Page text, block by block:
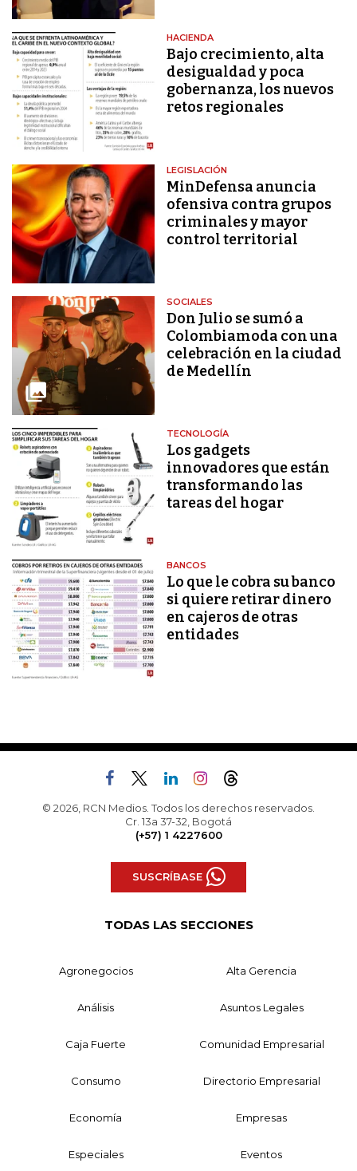
HACIENDA
Bajo crecimiento, alta
desigualdad y poca
gobernanza, los nuevos
retos regionales
LEGISLACIÓN
MinDefensa anuncia
ofensiva contra grupos
criminales y mayor
control territorial
SOCIALES
Don Julio se sumó a
Colombiamoda con una
celebración en la ciudad
de Medellín
TECNOLOGÍA
Los gadgets
innovadores que están
transformando las
tareas del hogar
BANCOS
Lo que le cobra su banco
si quiere retirar dinero
en cajeros de otras
entidades
© 2026, RCN Medios. Todos los derechos reservados.
Cr. 13a 37-32, Bogotá
(+57) 1 4227600
SUSCRÍBASE
TODAS LAS SECCIONES
Agronegocios Alta Gerencia
Análisis Asuntos Legales
Caja Fuerte Comunidad Empresarial
Consumo Directorio Empresarial
Economía Empresas
Especiales Eventos